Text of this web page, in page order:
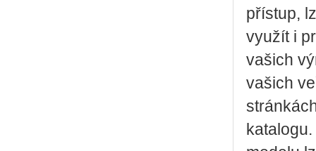
přístup,
využít i
vašich
vašich